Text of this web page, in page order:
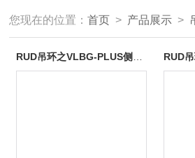
您现在的位置：首页 > 产品展示 >